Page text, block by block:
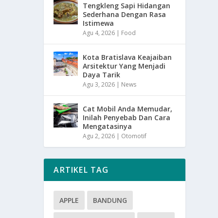
Tengkleng Sapi Hidangan
Sederhana Dengan Rasa
Istimewa
Agu 4, 2026 | Food
Kota Bratislava Keajaiban
Arsitektur Yang Menjadi
Daya Tarik
Agu 3, 2026 | News
Cat Mobil Anda Memudar,
Inilah Penyebab Dan Cara
Mengatasinya
Agu 2, 2026 | Otomotif
ARTIKEL TAG
APPLE BANDUNG